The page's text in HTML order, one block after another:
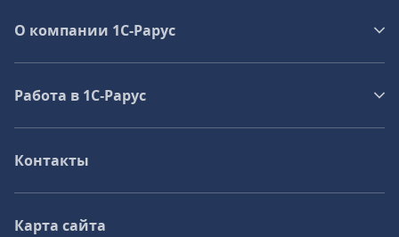
О компании 1C-Рарус
Работа в 1С‑Рарус
Контакты
Карта сайта